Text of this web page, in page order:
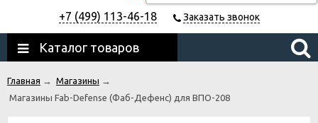
+7 (499) 113-46-18 Заказать звонок
Каталог товаров
Главная → Магазины →
Магазины Fab-Defense (Фаб-Дефенс) для ВПО-208